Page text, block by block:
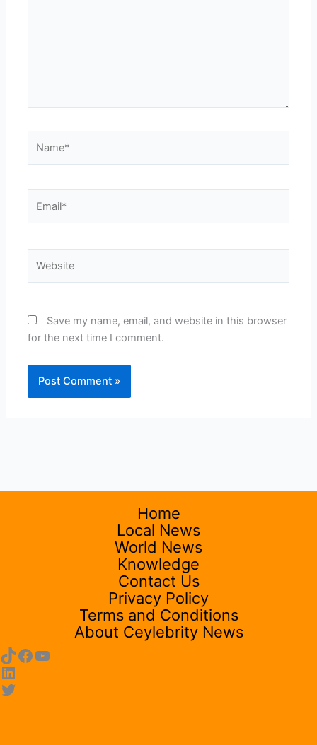
Save my name, email, and website in this browser
for the next time I comment.
Home
Local News
World News
Knowledge
Contact Us
Privacy Policy
Terms and Conditions
About Ceylebrity News